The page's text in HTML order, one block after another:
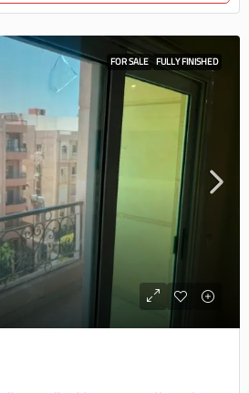
FOR SALE FULLY FINISHED